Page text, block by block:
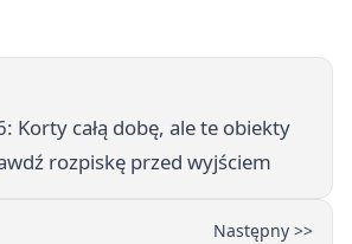
Korty całą dobę, ale te obiekty
rozpiskę przed wyjściem
Następny >>